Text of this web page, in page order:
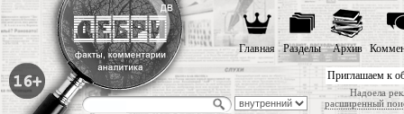
Приглашаем к
Надоела
расширенный
Главная Разделы Архив